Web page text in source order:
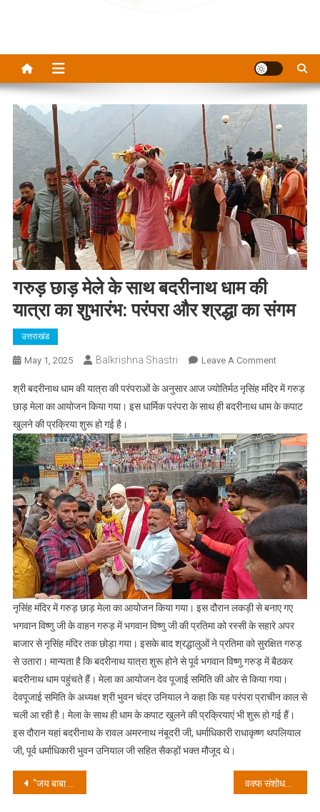
गरुड़ छाड़ मेले के साथ बदरीनाथ धाम की
यात्रा का शुभारंभ: परंपरा और श्रद्धा का संगम
उत्तराखंड
May 1, 2025 Balkrishna Shastri Leave A CommentOn
छाड़
मेले
साथ
बदरीनाथ
धाम
की
यात्रा
का
शुभारंभ:
और
श्रद्धा
का
संगम
श्री बदरीनाथ धाम की यात्रा की परंपराओं के अनुसार आज ज्योतिर्मठ नृसिंह मंदिर में गरुड़
छाड़ मेला का आयोजन किया गया। इस धार्मिक परंपरा के साथ ही बदरीनाथ धाम के कपाट
खुलने की प्रक्रिया शुरू हो गई है।
नृसिंह मंदिर में गरुड़ छाड़ मेला का आयोजन किया गया। इस दौरान लकड़ी से बनाए गए
भगवान विष्णु जी के वाहन गरुड़ में भगवान विष्णु जी की प्रतिमा को रस्सी के सहारे अपर
बाजार से नृसिंह मंदिर तक छोड़ा गया। इसके बाद श्रद्धालुओं ने प्रतिमा को सुरक्षित गरुड़
से उतारा। मान्यता है कि बदरीनाथ यात्रा शुरू होने से पूर्व भगवान विष्णु गरुड़ में बैठकर
बदरीनाथ धाम पहुंचते हैं। मेला का आयोजन देव पूजाई समिति की ओर से किया गया।
देवपूजाई समिति के अध्यक्ष श्री भुवन चंद्र उनियाल ने कहा कि यह परंपरा प्राचीन काल से
चली आ रही है। मेला के साथ ही धाम के कपाट खुलने की प्रक्रियाएं भी शुरू हो गई हैं।
इस दौरान यहां बदरीनाथ के रावल अमरनाथ नंबूदरी जी, धर्माधिकारी राधाकृष्ण थपलियाल
जी, पूर्व धर्माधिकारी भुवन उनियाल जी सहित सैकड़ों भक्त मौजूद थे।
Post
“जय बाबा केदार! पंचमुखी डोली के स्वागत में गूंज उठी केदारघाटी” वक्फ संशोधन विधेयक सरकार का ऐतिहासिक और मुस्लिम हित में लिया गया निर्णय-डा.शालिनी अली